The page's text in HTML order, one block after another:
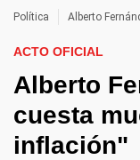
Política Alberto
ACTO OFICIAL
Alberto
cuesta
inflación"